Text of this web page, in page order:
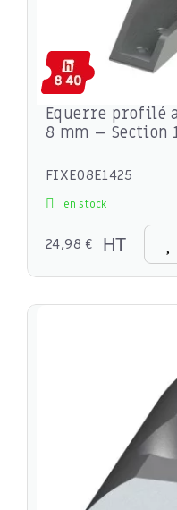
Equerre profilé
8 mm – Section
FIXE08E1425
en stock
24,98 € HT